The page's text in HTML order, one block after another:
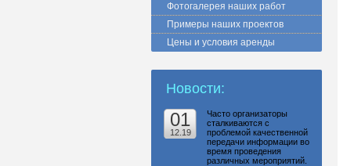
Фотогалерея наших работ
Примеры наших проектов
Цены и условия аренды
Новости:
01
12.19
Часто организаторы
сталкиваются с
проблемой качественной
передачи информации во
время проведения
различных мероприятий.